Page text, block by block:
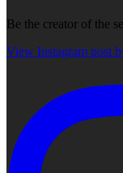
Be the creator of the
View Instagram post